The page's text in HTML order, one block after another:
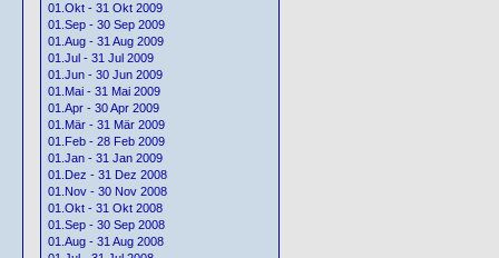
01.Okt - 31 Okt 2009
01.Sep - 30 Sep 2009
01.Aug - 31 Aug 2009
01.Jul - 31 Jul 2009
01.Jun - 30 Jun 2009
01.Mai - 31 Mai 2009
01.Apr - 30 Apr 2009
01.Mär - 31 Mär 2009
01.Feb - 28 Feb 2009
01.Jan - 31 Jan 2009
01.Dez - 31 Dez 2008
01.Nov - 30 Nov 2008
01.Okt - 31 Okt 2008
01.Sep - 30 Sep 2008
01.Aug - 31 Aug 2008